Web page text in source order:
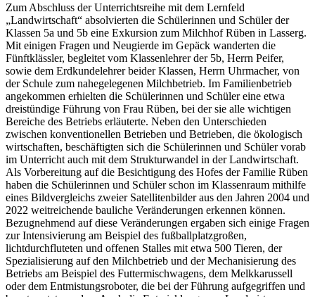
Zum Abschluss der Unterrichtsreihe mit dem Lernfeld
„Landwirtschaft“ absolvierten die Schülerinnen und Schüler der
Klassen 5a und 5b eine Exkursion zum Milchhof Rüben in Lasserg.
Mit einigen Fragen und Neugierde im Gepäck wanderten die
Fünftklässler, begleitet vom Klassenlehrer der 5b, Herrn Peifer,
sowie dem Erdkundelehrer beider Klassen, Herrn Uhrmacher, von
der Schule zum nahegelegenen Milchbetrieb. Im Familienbetrieb
angekommen erhielten die Schülerinnen und Schüler eine etwa
dreistündige Führung von Frau Rüben, bei der sie alle wichtigen
Bereiche des Betriebs erläuterte. Neben den Unterschieden
zwischen konventionellen Betrieben und Betrieben, die ökologisch
wirtschaften, beschäftigten sich die Schülerinnen und Schüler vorab
im Unterricht auch mit dem Strukturwandel in der Landwirtschaft.
Als Vorbereitung auf die Besichtigung des Hofes der Familie Rüben
haben die Schülerinnen und Schüler schon im Klassenraum mithilfe
eines Bildvergleichs zweier Satellitenbilder aus den Jahren 2004 und
2022 weitreichende bauliche Veränderungen erkennen können.
Bezugnehmend auf diese Veränderungen ergaben sich einige Fragen
zur Intensivierung am Beispiel des fußballplatzgroßen,
lichtdurchfluteten und offenen Stalles mit etwa 500 Tieren, der
Spezialisierung auf den Milchbetrieb und der Mechanisierung des
Betriebs am Beispiel des Futtermischwagens, dem Melkkarussell
oder dem Entmistungsroboter, die bei der Führung aufgegriffen und